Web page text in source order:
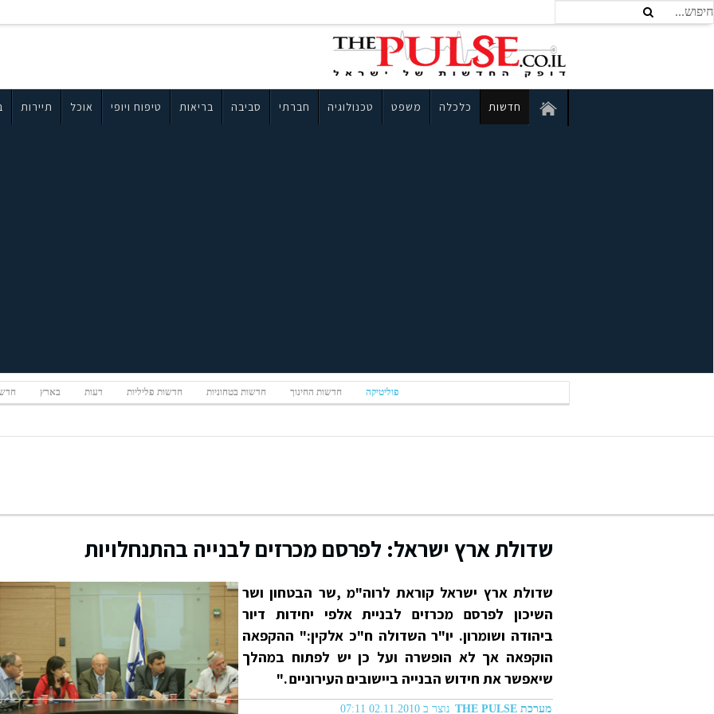
חדשות כלכלה משפט טכנולוגיה חברתי סביבה בריאות טיפוח ויופי אוכל תיירות
פוליטיקה חדשות החינוך חדשות בטחוניות חדשות פליליות דעות בארץ
שדולת ארץ ישראל: לפרסם מכרזים לבנייה בהתנחלויות
שדולת ארץ ישראל קוראת לרוה"מ ,שר הבטחון ושר
השיכון לפרסם מכרזים לבניית אלפי יחידות דיור
ביהודה ושומרון. יו"ר השדולה ח"כ אלקין:" ההקפאה
הוקפאה אך לא הופשרה ועל כן יש לפתוח במהלך
שיאפשר את חידוש הבנייה ביישובים העירוניים ."
מערכת THE PULSE נוצר ב 02.11.2010 07:11